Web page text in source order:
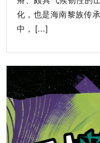
化，也是海南黎族传
中， […]